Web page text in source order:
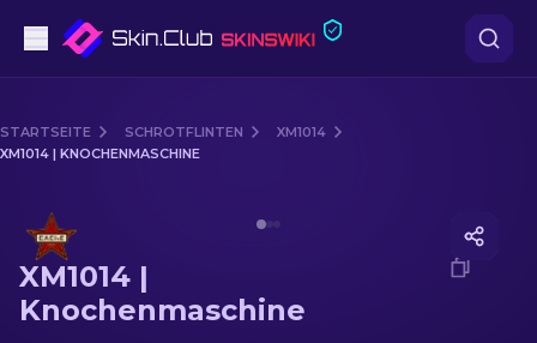
Mittelklasse
Gewehr
Scharfschützengewehr
STARTSEITE SCHROTFLINTEN
XM1014
XM1014 | KNOCHENMASCHINE
XM1014 |
Knochenmaschine